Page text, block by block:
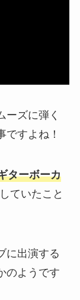
ーズに弾く
すよね！
ターボーカ
ていたこと
に出演する
のようです